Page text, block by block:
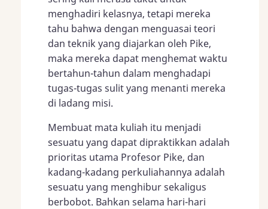
menghadiri kelasnya, tetapi mereka
tahu bahwa dengan menguasai teori
dan teknik yang diajarkan oleh Pike,
maka mereka dapat menghemat waktu
bertahun-tahun dalam menghadapi
tugas-tugas sulit yang menanti mereka
di ladang misi.
Membuat mata kuliah itu menjadi
sesuatu yang dapat dipraktikkan adalah
prioritas utama Profesor Pike, dan
kadang-kadang perkuliahannya adalah
sesuatu yang menghibur sekaligus
berbobot. Bahkan selama hari-hari